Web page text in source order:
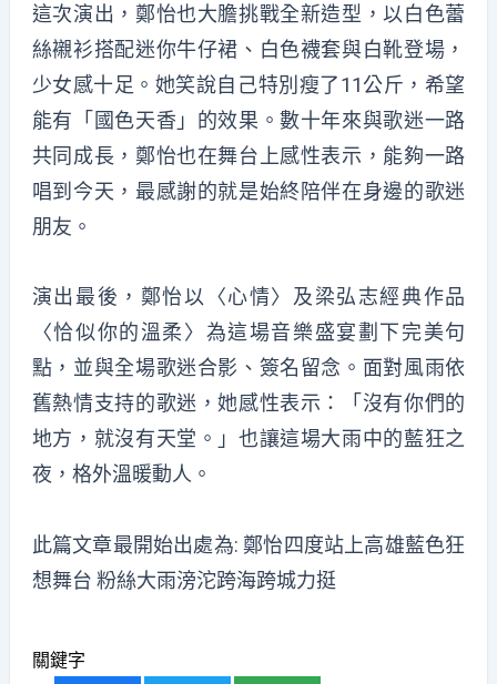
這次演出，鄭怡也大膽挑戰全新造型，以白色蕾
絲襯衫搭配迷你牛仔裙、白色襪套與白靴登場，
少女感十足。她笑說自己特別瘦了11公斤，希望
能有「國色天香」的效果。數十年來與歌迷一路
共同成長，鄭怡也在舞台上感性表示，能夠一路
唱到今天，最感謝的就是始終陪伴在身邊的歌迷
朋友。
演出最後，鄭怡以〈心情〉及梁弘志經典作品
〈恰似你的溫柔〉為這場音樂盛宴劃下完美句
點，並與全場歌迷合影、簽名留念。面對風雨依
舊熱情支持的歌迷，她感性表示：「沒有你們的
地方，就沒有天堂。」也讓這場大雨中的藍狂之
夜，格外溫暖動人。
此篇文章最開始出處為:鄭怡四度站上高雄藍色狂
想舞台 粉絲大雨滂沱跨海跨城力挺
關鍵字